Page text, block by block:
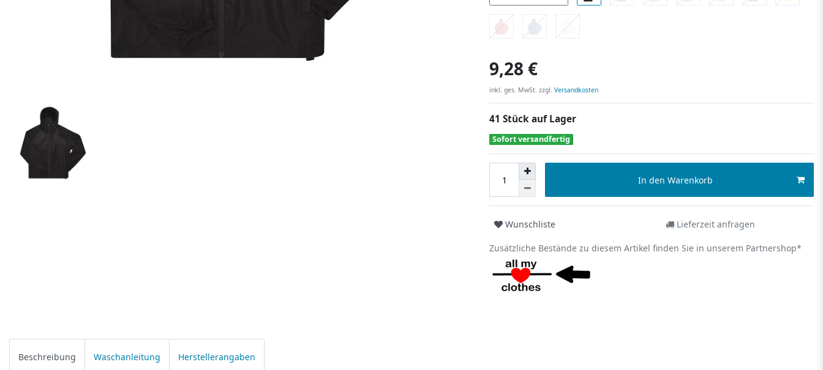
9,28 €
inkl. ges. MwSt. zzgl. Versandkosten
41 Stück auf Lager
Sofort versandfertig
In den Warenkorb
Wunschliste Lieferzeit anfragen
Zusätzliche Bestände zu diesem Artikel finden Sie in unserem Partnershop*
Beschreibung Waschanleitung Herstellerangaben